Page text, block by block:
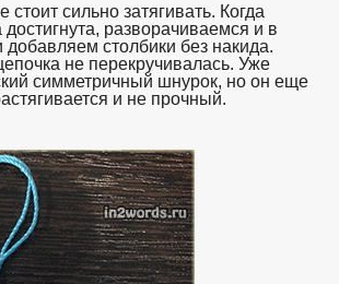
стоит сильно затягивать. Когда
разворачиваемся и в
добавляем столбики без накида.
не перекручивалась. Уже
симметричный шнурок, но он еще
и не прочный.